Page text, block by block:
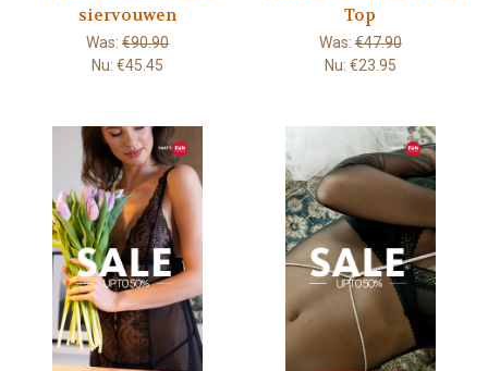
siervouwen
Was:€90.90
Nu:€45.45
Top
Was:€47.90
Nu: €23.95